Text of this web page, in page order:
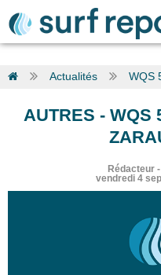
Actualités WQS
AUTRES - WQS
Rédacteur-
vendredi 4